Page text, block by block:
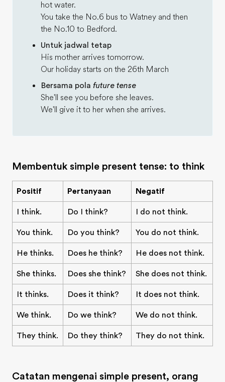
hot water.
You take the No.6 bus to Watney and then
the No.10 to Bedford.
Untuk jadwal tetap
His mother arrives tomorrow.
Our holiday starts on the 26th March
Bersama pola future tense
She'll see you before she leaves.
We'll give it to her when she arrives.
Membentuk simple present tense: to think
Positif Pertanyaan Negatif
I think. Do I think? I do not think.
You think. Do you think? You do not think.
He thinks. Does he think? He does not think.
She thinks. Does she think? She does not think.
It thinks. Does it think? It does not think.
We think. Do we think? We do not think.
They think. Do they think? They do not think.
Catatan mengenai simple present, orang